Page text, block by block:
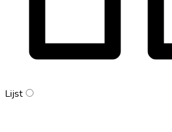
Lijst